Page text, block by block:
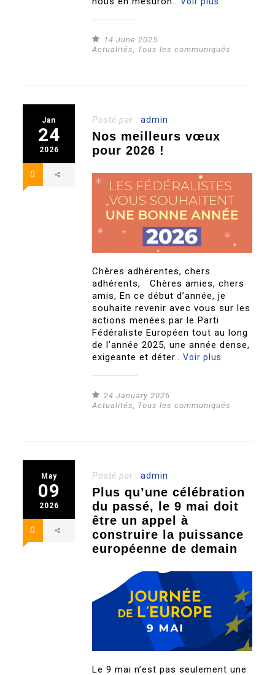
14 June 2025
Actualités
Tous les communiqués
Jan
24
2026
0
Posté par :admin
Nos meilleurs vœux
pour 2026 !
Chères adhérentes, chers
adhérents, Chères amies, chers
amis, En ce début d’année, je
souhaite revenir avec vous sur les
actions menées par le Parti
Fédéraliste Européen tout au long
de l’année 2025, une année dense,
exigeante et déter..Voir plus
24 January 2026
Actualités
Tous les communiqués
May
09
2026
0
Posté par :admin
Plus qu’une célébration
du passé, le 9 mai doit
être un appel à
construire la puissance
européenne de demain
Le 9 mai n’est pas seulement une